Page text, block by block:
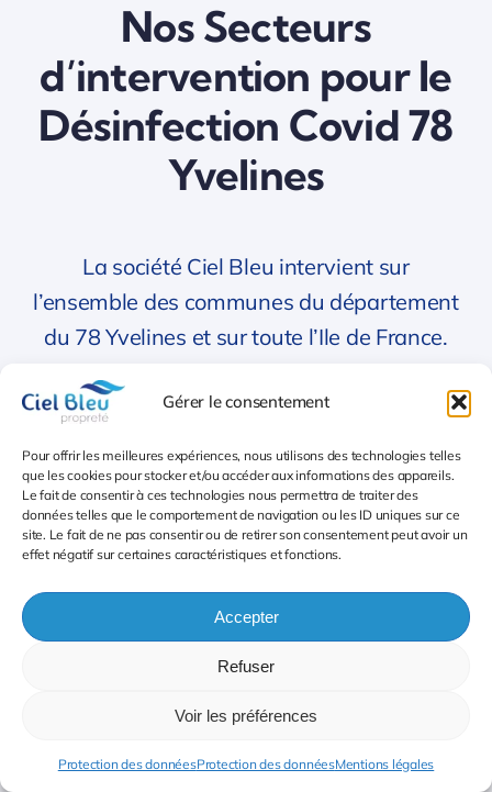
Gérer le consentement
Pour offrir les meilleures expériences, nous utilisons des technologies telles
que les cookies pour stocker et/ou accéder aux informations des appareils.
Le fait de consentir à ces technologies nous permettra de traiter des
données telles que le comportement de navigation ou les ID uniques sur ce
site. Le fait de ne pas consentir ou de retirer son consentement peut avoir un
effet négatif sur certaines caractéristiques et fonctions.
Accepter
Refuser
Voir les préférences
Protection des donnéesProtection des donnéesMentions légales
Nos Secteurs
d’intervention pour le
Désinfection Covid 78
Yvelines
La société Ciel Bleu intervient sur
l’ensemble des communes du département
du 78 Yvelines et sur toute l’Ile de France.
Premier secteur Désinfection Covid 78 Yvelines
78003 Ablis
78005 Achères
78006 Adainville
78007 Aigremont
78010 Les Alluets-le-Roi
78013 Andelu